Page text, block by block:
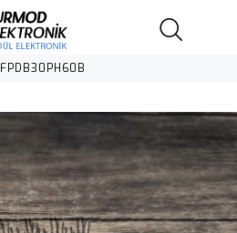
FPDB30PH60B